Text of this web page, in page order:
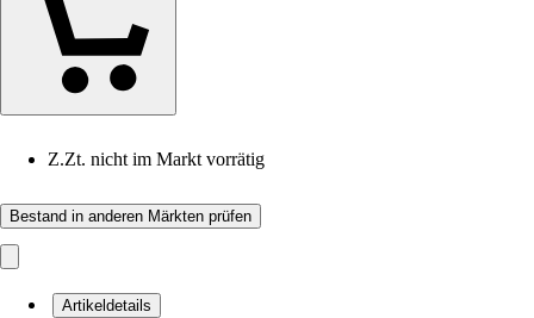
Z.Zt. nicht im Markt vorrätig
Bestand in anderen Märkten prüfen
Artikeldetails